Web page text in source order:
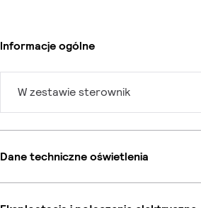
Informacje ogólne
W zestawie sterownik
Dane techniczne oświetlenia